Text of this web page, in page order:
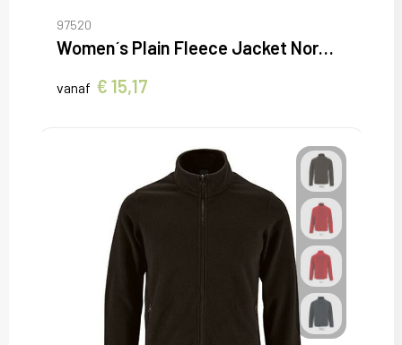
97520
Women´s Plain Fleece Jacket Norman
vanaf € 15,17